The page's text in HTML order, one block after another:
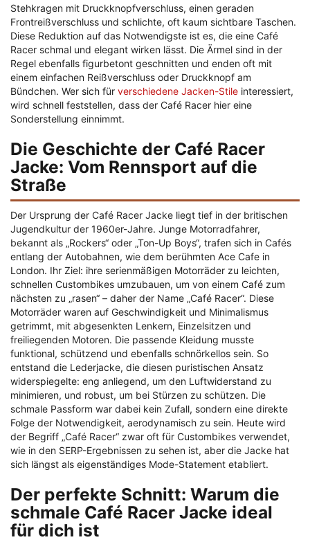
Stehkragen mit Druckknopfverschluss, einen geraden
Frontreißverschluss und schlichte, oft kaum sichtbare Taschen.
Diese Reduktion auf das Notwendigste ist es, die eine Café
Racer schmal und elegant wirken lässt. Die Ärmel sind in der
Regel ebenfalls figurbetont geschnitten und enden oft mit
einem einfachen Reißverschluss oder Druckknopf am
Bündchen. Wer sich für verschiedene Jacken-Stile interessiert,
wird schnell feststellen, dass der Café Racer hier eine
Sonderstellung einnimmt.
Die Geschichte der Café Racer
Jacke: Vom Rennsport auf die
Straße
Der Ursprung der Café Racer Jacke liegt tief in der britischen
Jugendkultur der 1960er-Jahre. Junge Motorradfahrer,
bekannt als „Rockers“ oder „Ton-Up Boys“, trafen sich in Cafés
entlang der Autobahnen, wie dem berühmten Ace Cafe in
London. Ihr Ziel: ihre serienmäßigen Motorräder zu leichten,
schnellen Custombikes umzubauen, um von einem Café zum
nächsten zu „rasen“ – daher der Name „Café Racer“. Diese
Motorräder waren auf Geschwindigkeit und Minimalismus
getrimmt, mit abgesenkten Lenkern, Einzelsitzen und
freiliegenden Motoren. Die passende Kleidung musste
funktional, schützend und ebenfalls schnörkellos sein. So
entstand die Lederjacke, die diesen puristischen Ansatz
widerspiegelte: eng anliegend, um den Luftwiderstand zu
minimieren, und robust, um bei Stürzen zu schützen. Die
schmale Passform war dabei kein Zufall, sondern eine direkte
Folge der Notwendigkeit, aerodynamisch zu sein. Heute wird
der Begriff „Café Racer“ zwar oft für Custombikes verwendet,
wie in den SERP-Ergebnissen zu sehen ist, aber die Jacke hat
sich längst als eigenständiges Mode-Statement etabliert.
Der perfekte Schnitt: Warum die
schmale Café Racer Jacke ideal
für dich ist